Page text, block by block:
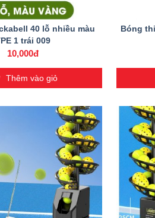
40 lỗ nhiều màu
1 trái 009
10,000đ
Thêm vào giỏ
Bóng